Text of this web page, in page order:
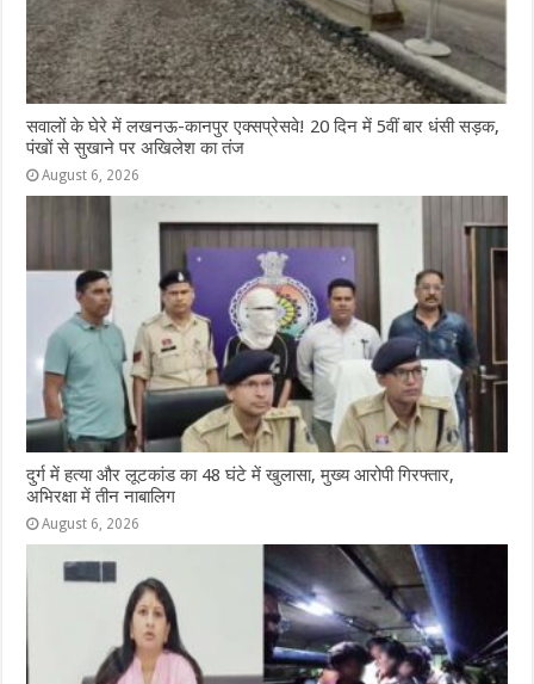
सवालों के घेरे में लखनऊ-कानपुर एक्सप्रेसवे! 20 दिन में 5वीं बार धंसी सड़क,
पंखों से सुखाने पर अखिलेश का तंज
August 6, 2026
दुर्ग में हत्या और लूटकांड का 48 घंटे में खुलासा, मुख्य आरोपी गिरफ्तार,
अभिरक्षा में तीन नाबालिग
August 6, 2026